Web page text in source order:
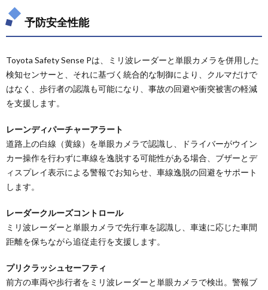
理想
ース
5.
プリ
ウス
車中
泊向
けア
フタ
ーマ
ーケ
ット
5.1.
市販ク
ッショ
ト
5.2.
予防安全性能
Toyota Safety Sense Pは、ミリ波レーダーと単眼カメラを併用した
検知センサーと、それに基づく統合的な制御により、クルマだけで
はなく、歩行者の認識も可能になり、事故の回避や衝突被害の軽減
を支援します。
レーンディパーチャーアラート
道路上の白線（黄線）を単眼カメラで認識し、ドライバーがウイン
カー操作を行わずに車線を逸脱する可能性がある場合、ブザーとデ
ィスプレイ表示による警報でお知らせ、車線逸脱の回避をサポート
します。
レーダークルーズコントロール
ミリ波レーダーと単眼カメラで先行車を認識し、車速に応じた車間
距離を保ちながら追従走行を支援します。
プリクラッシュセーフティ
前方の車両や歩行者をミリ波レーダーと単眼カメラで検出。警報ブ